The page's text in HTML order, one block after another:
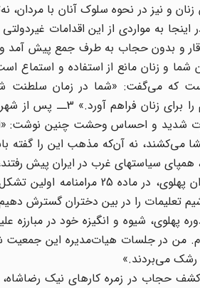
و نیز در نحوه سلوک‌ آنان‌ با مردان،
و بدون‌ حجاب‌ به‌ طرف‌ جمع‌ پیش‌ آمد
که‌ می‌گفت: «شما در زمان‌ سلطنت‌
شدید و احساس‌ وحشت‌ چنین نوشت:
می‌کشند، نه‌ آن‌که‌ مذهب‌ این‌ را گفته‌
همپای‌ سیاستهای ‌غرب ‌در ایران ‌پیش‌
الف‌ــ علی‌‌اکبر سیاسی، استاد دانشگاه‌ و
تعلیمات‌ را در بین‌ دختران‌ گسترش‌ دهیم
پهلوی، شیوه‌ و انگیزه‌ خود در مبارزه‌
من‌ در جلسات‌ هیات‌‌مدیره‌ این‌ جمعیت‌
رشک‌ می‌بردند.»
حجاب‌ در زمره کارهای‌ نیک‌ رضاشاه‌،